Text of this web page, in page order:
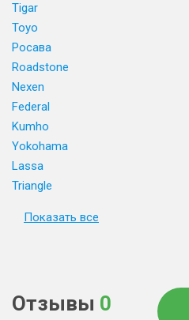
Tigar
Toyo
Росава
Roadstone
Nexen
Federal
Kumho
Yokohama
Lassa
Triangle
Показать все
Отзывы 0